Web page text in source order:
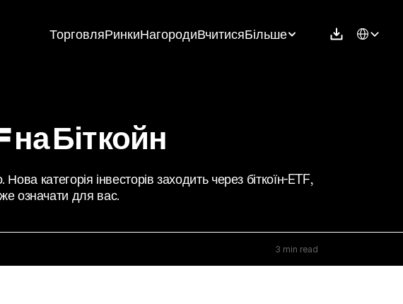
ТорговляРинкиНагородиВчитисяБільше Select
на Біткойн
категорія інвесторів заходить через біткоїн-ETF,
означати для вас.
3 min read